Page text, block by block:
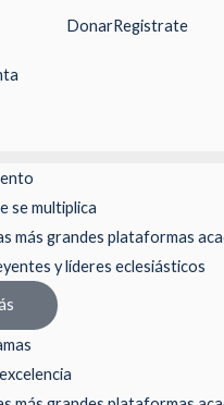
DonarRegistrate
se multiplica
más grandes plataformas
y líderes eclesiásticos